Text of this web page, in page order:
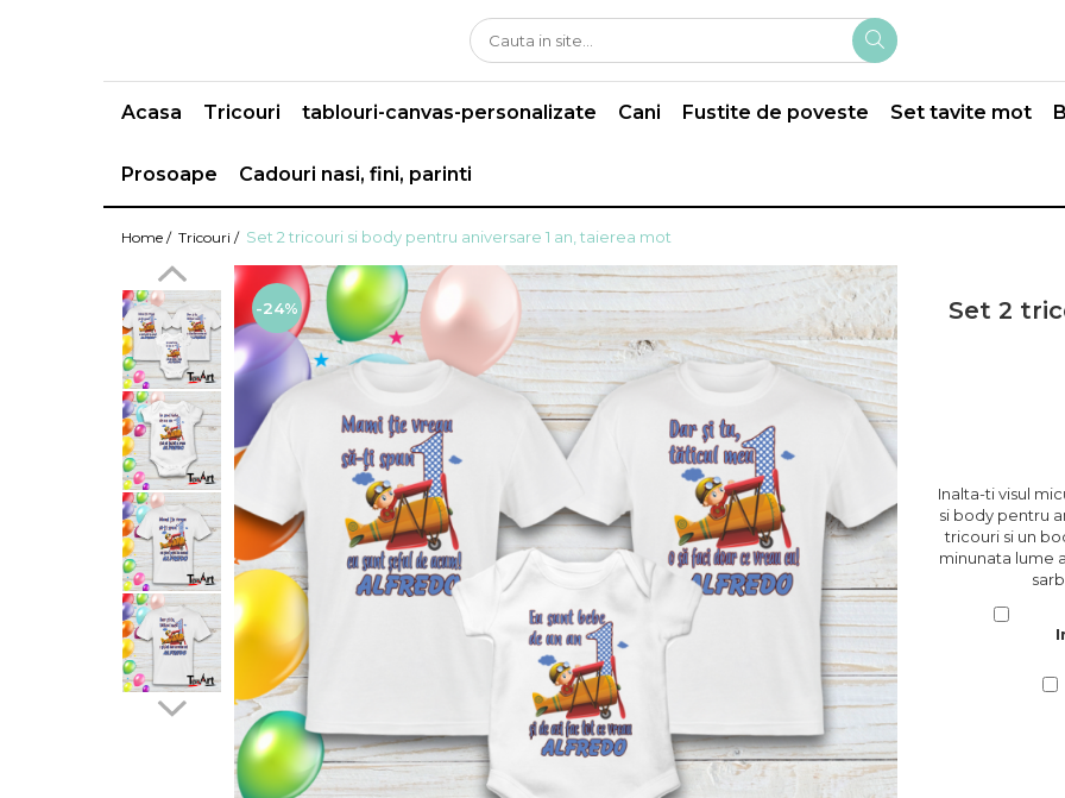
Acasa Tricouri tablouri-canvas-personalizate Cani Fustite de poveste Set tavite mot
Prosoape Cadouri nasi, fini, parinti
Home / Tricouri / Set 2 tricouri si body pentru aniversare 1 an, taierea mot
Set 2
-24%
Inalta-ti visul
si body pentru
tricouri si un
minunata lume